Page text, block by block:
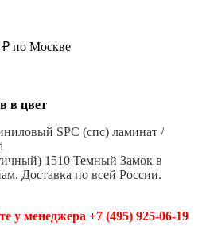
₽ по Москве
в цвет
SPC (спс) ламинат /
1510 Темный Замок в
Доставка по всей России.
у менеджера +7 (495) 925-06-19